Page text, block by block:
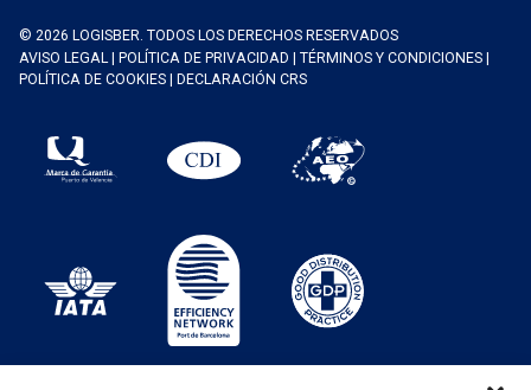
© 2026 LOGISBER. TODOS LOS DERECHOS RESERVADOS
AVISO LEGAL| POLÍTICA DE PRIVACIDAD TÉRMINOS Y CONDICIONES
POLÍTICA DE COOKIES
DECLARACIÓN CRS